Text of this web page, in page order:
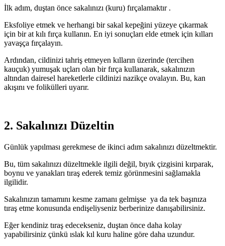
İlk adım, duştan önce sakalınızı (kuru) fırçalamaktır .
Eksfoliye etmek ve herhangi bir sakal kepeğini yüzeye çıkarmak
için bir at kılı fırça kullanın. En iyi sonuçları elde etmek için kılları
yavaşça fırçalayın.
Ardından, cildinizi tahriş etmeyen kılların üzerinde (tercihen
kauçuk) yumuşak uçları olan bir fırça kullanarak, sakalınızın
altından dairesel hareketlerle cildinizi nazikçe ovalayın. Bu, kan
akışını ve folikülleri uyarır.
2. Sakalınızı Düzeltin
Günlük yapılması gerekmese de ikinci adım sakalınızı düzeltmektir.
Bu, tüm sakalınızı düzeltmekle ilgili değil, bıyık çizgisini kırparak,
boynu ve yanakları tıraş ederek temiz görünmesini sağlamakla
ilgilidir.
Sakalınızın tamamını kesme zamanı gelmişse ya da tek başınıza
tıraş etme konusunda endişeliyseniz berberinize danışabilirsiniz.
Eğer kendiniz tıraş edecekseniz, duştan önce daha kolay
yapabilirsiniz çünkü ıslak kıl kuru haline göre daha uzundur.